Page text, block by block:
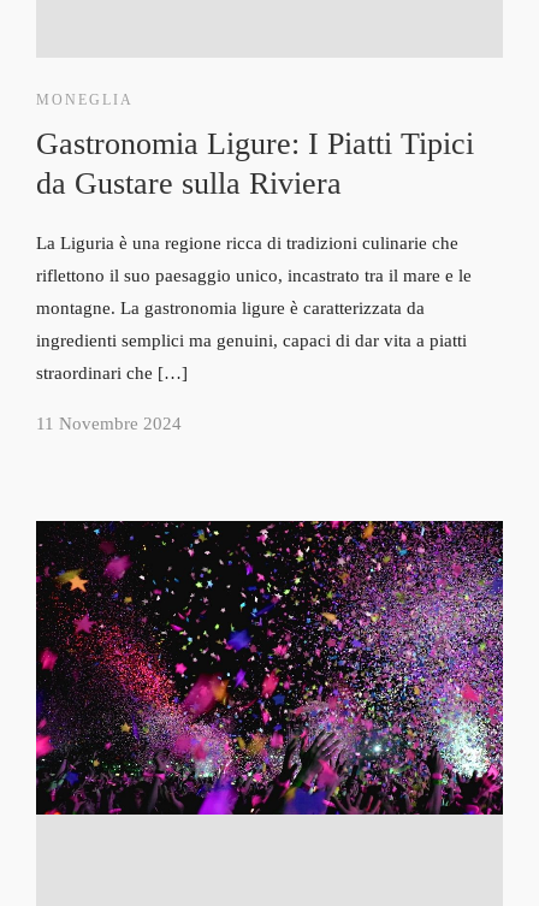
MONEGLIA
Gastronomia Ligure: I Piatti Tipici
da Gustare sulla Riviera
La Liguria è una regione ricca di tradizioni culinarie che
riflettono il suo paesaggio unico, incastrato tra il mare e le
montagne. La gastronomia ligure è caratterizzata da
ingredienti semplici ma genuini, capaci di dar vita a piatti
straordinari che […]
11 Novembre 2024